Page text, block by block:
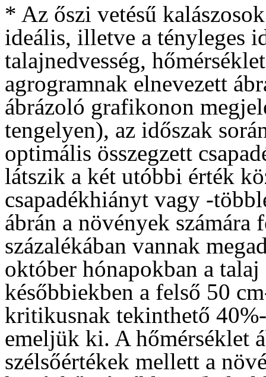
* Az őszi vetésű
ideális, illetve a tényleges
talajnedvesség,
agrogramnak elnevezett
ábrázoló grafikonon
tengelyen), az időszak
optimális összegzett
látszik a két utóbbi érték
csapadékhiányt vagy -
ábrán a növények számára
százalékában vannak
október hónapokban a
későbbiekben a felső 50
kritikusnak tekinthető
emeljük ki. A hőmérséklet
szélsőértékek mellett a